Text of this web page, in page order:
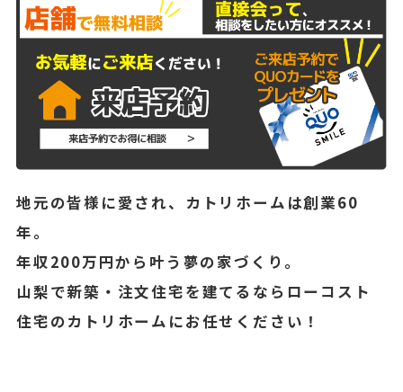
地元の皆様に愛され、カトリホームは創業60
年。
年収200万円から叶う夢の家づくり。
山梨で新築・注文住宅を建てるならローコスト
住宅のカトリホームにお任せください！